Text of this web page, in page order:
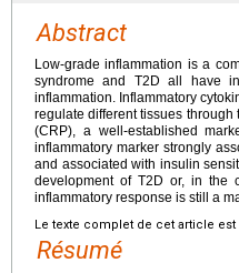
Abstract
Low-grade inflammation is a
syndrome and T2D all have
inflammation. Inflammatory
regulate different tissues
(CRP), a well-established
inflammatory marker strongly
and associated with insulin
development of T2D or, in the
inflammatory response is still a
Le texte complet de cet article
Résumé